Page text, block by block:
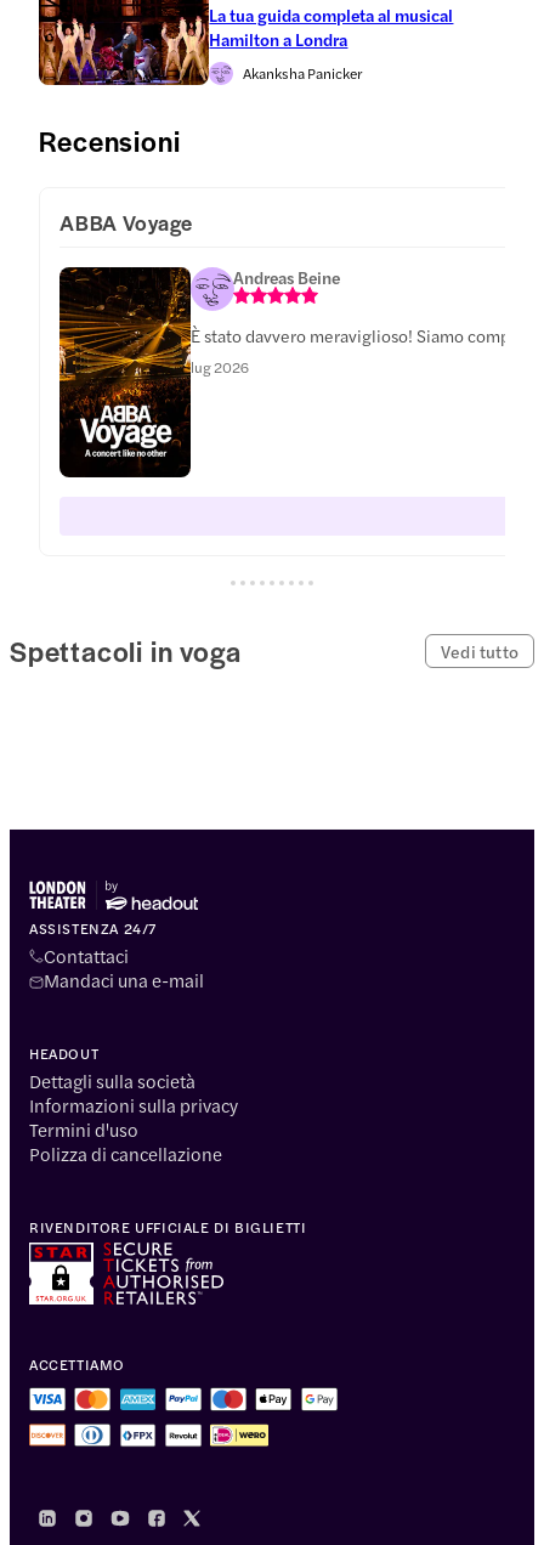
La tua guida completa al musical
Hamilton a Londra
Akanksha Panicker
Recensioni
ABBA Voyage
Andreas Beine
È stato davvero meraviglioso! Siamo
lug 2026
Spettacoli in voga Vedi tutto
ASSISTENZA 24/7
Contattaci
Mandaci una e-mail
HEADOUT
Dettagli sulla società
Informazioni sulla privacy
Termini d'uso
Polizza di cancellazione
ACCETTIAMO
RIVENDITORE UFFICIALE DI BIGLIETTI